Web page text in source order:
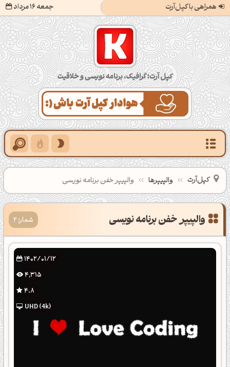
همراهی با کپل‌آرت جمعه 16 مرداد
کپل‌آرت؛ گرافیک، برنامه‌نویسی و خلاقیت
کپل‌آرت والپیپرها والپیپر خفن برنامه نویسی
شمار: 2
1402/01/12
4,315
4.8
UHD (4k)